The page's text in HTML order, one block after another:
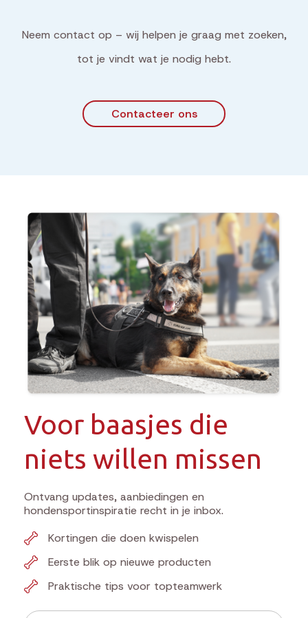
Neem contact op – wij helpen je graag met zoeken,
tot je vindt wat je nodig hebt.
Contacteer ons
Voor baasjes die
niets willen missen
Ontvang updates, aanbiedingen en
hondensportinspiratie recht in je inbox.
Kortingen die doen kwispelen
Eerste blik op nieuwe producten
Praktische tips voor topteamwerk